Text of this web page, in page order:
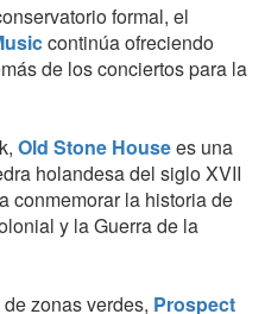
formal, el
continúa ofreciendo
de los conciertos para la
Old Stone Housees una
holandesa del siglo XVII
conmemorar la historia de
y la Guerra de la
zonas verdes, Prospect